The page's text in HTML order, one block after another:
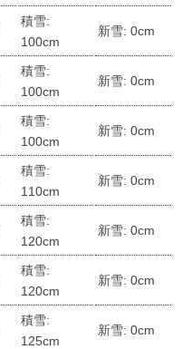
積雪:
100cm
新雪: 0cm
積雪:
100cm
新雪: 0cm
積雪:
100cm
新雪: 0cm
積雪:
110cm
新雪: 0cm
積雪:
120cm
新雪: 0cm
積雪:
120cm
新雪: 0cm
積雪:
125cm
新雪: 0cm